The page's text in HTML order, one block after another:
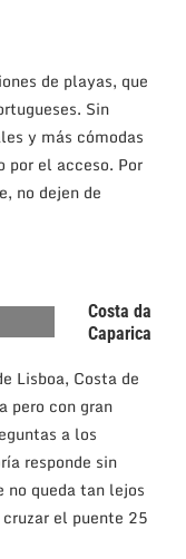
de playas, que
Sin
y más cómodas
por el acceso. Por
no dejen de
Costa da
Caparica
Lisboa, Costa de
pero con gran
a los
responde sin
no queda tan lejos
el puente 25